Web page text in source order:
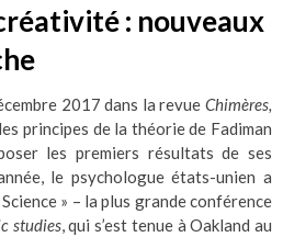
: nouveaux
2017 dans la revue Chimères,
principes de la théorie de Fadiman
les premiers résultats de ses
le psychologue états-unien a
» – la plus grande conférence
studies, qui s’est tenue à Oakland au